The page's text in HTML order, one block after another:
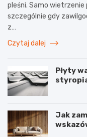
pleśni. Samo
szczególnie gdy
z…
Czytaj dalej
Płyty
Jak